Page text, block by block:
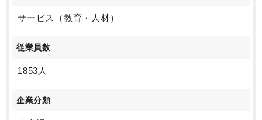
サービス（教育・人材）
従業員数
1853人
企業分類